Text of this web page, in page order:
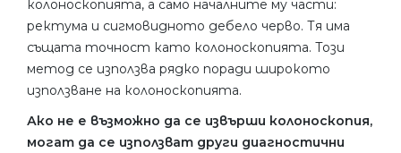
колоноскопията, а само началните му части:
ректума и сигмовидното дебело черво. Тя има
същата точност като колоноскопията. Този
метод се използва рядко поради широкото
използване на колоноскопията.
Ако не е възможно да се извърши колоноскопия,
могат да се използват други диагностични